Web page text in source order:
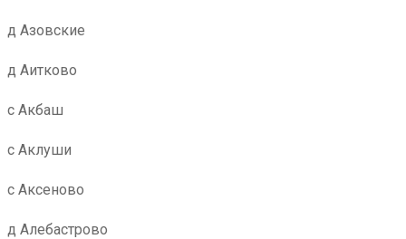
д Азовские
д Аитково
с Акбаш
с Аклуши
с Аксеново
д Алебастрово